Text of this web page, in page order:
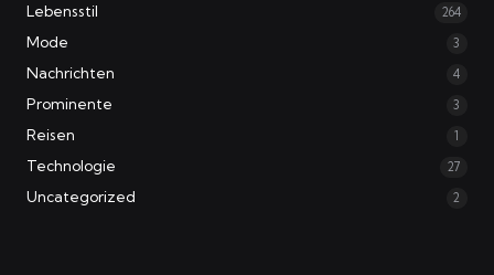
Lebensstil 264
Mode 3
Nachrichten 4
Prominente 3
Reisen 1
Technologie 27
Uncategorized 2